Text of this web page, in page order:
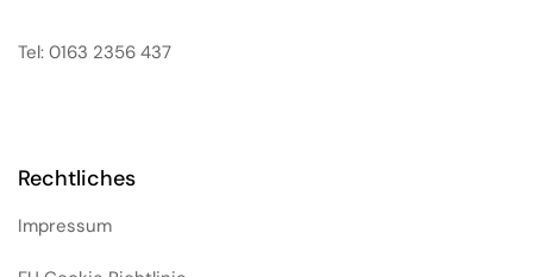
Tel: 0163 2356 437
Rechtliches
Impressum